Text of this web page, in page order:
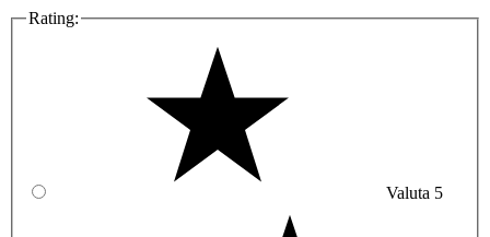
Rating:
Valuta 5